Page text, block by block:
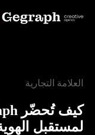
العلامة التجارية
لمستقبل